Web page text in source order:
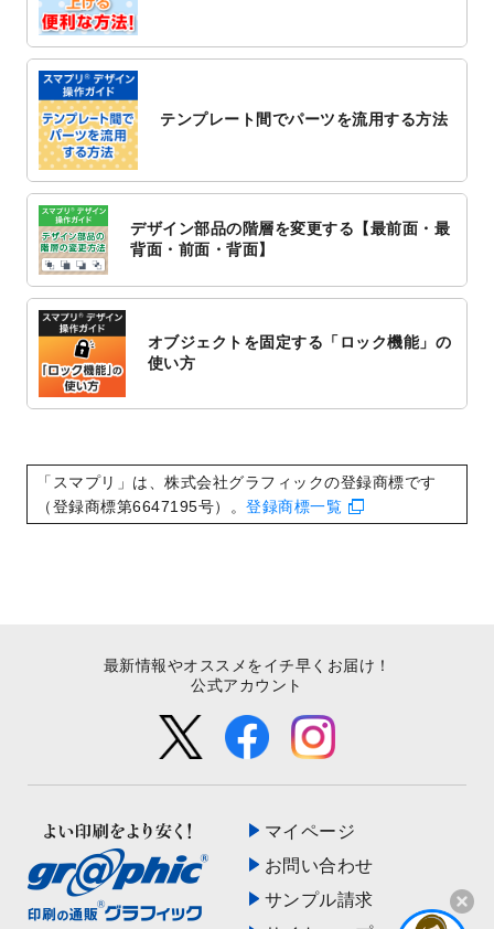
2022/10/26
追加しました。
2022/10/20
2022/10/14
年賀ポスターのデザインテンプレートを公
2022/10/6
チラシ作成からポスティング配布注文まで
2022/10/1
2023年版1月始まりのカレンダーデザイン
2022/9/21
コンサートのチラシデザインテンプレート
2022/9/5
年賀状のデザインテンプレート
2022/9/5
喪中はがきのデザインテンプレートを公開
2022/8/24
印刷用データの解像度
を引き上げまし
た！
テンプレート間でパーツを流用する方法
デザイン部品の階層を変更する【最前面・最
背面・前面・背面】
オブジェクトを固定する「ロック機能」の
使い方
「スマプリ」は、株式会社グラフィックの登録商標です
（登録商標第6647195号）。 登録商標一覧
マイページ
お問い合わせ
サンプル請求
最新情報やオススメをイチ早くお届け！
公式アカウント